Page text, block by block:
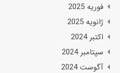
فوریه 2025
ژانویه 2025
اکتبر 2024
سپتامبر 2024
آگوست 2024